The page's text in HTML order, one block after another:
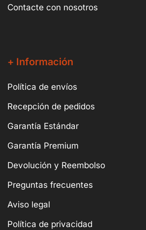
Contacte con nosotros
+ Información
Política de envíos
Recepción de pedidos
Garantía Estándar
Garantía Premium
Devolución y Reembolso
Preguntas frecuentes
Aviso legal
Política de privacidad